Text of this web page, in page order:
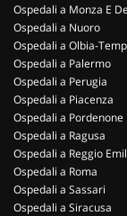
Ospedali a Monza E
Ospedali a Nuoro
Ospedali a Olbia-
Ospedali a Palermo
Ospedali a Perugia
Ospedali a Piacenza
Ospedali a Pordenone
Ospedali a Ragusa
Ospedali a Reggio
Ospedali a Roma
Ospedali a Sassari
Ospedali a Siracusa